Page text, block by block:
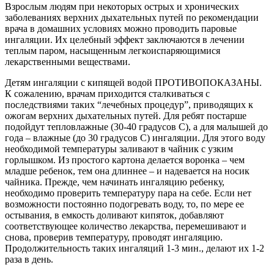
Взрослым людям при некоторых острых и хронических
заболеваниях верхних дыхательных путей по рекомендации
врача в домашних условиях можно проводить паровые
ингаляции. Их целебный эффект заключаются в лечении
теплым паром, насыщенным легкоиспаряющимися
лекарственными веществами.
Детям ингаляции с кипящей водой ПРОТИВОПОКАЗАНЫ.
К сожалению, врачам приходится сталкиваться с
последствиями таких “лечебных процедур”, приводящих к
ожогам верхних дыхательных путей. Для ребят постарше
подойдут тепловлажные (30-40 градусов С), а для малышей до
года – влажные (до 30 градусов С) ингаляции. Для этого воду
необходимой температуры заливают в чайник с узким
горлышком. Из простого картона делается воронка – чем
младше ребенок, тем она длиннее – и надевается на носик
чайника. Прежде, чем начинать ингаляцию ребенку,
необходимо проверить температуру пара на себе. Если нет
возможности постоянно подогревать воду, то, по мере ее
остывания, в емкость доливают кипяток, добавляют
соответствующее количество лекарства, перемешивают и
снова, проверив температуру, проводят ингаляцию.
Продолжительность таких ингаляций 1-3 мин., делают их 1-2
раза в день.